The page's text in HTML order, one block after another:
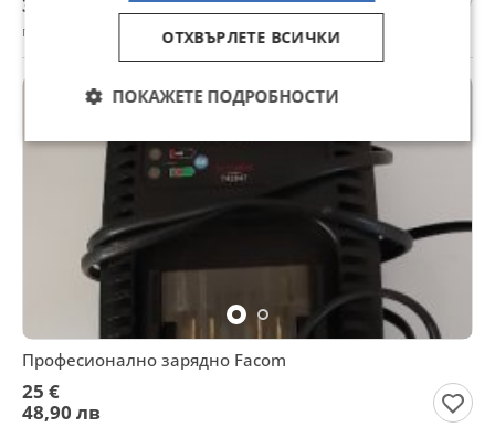
35,20 лв
гр. Русе, Алеи Възраждане, 13 юли
Професионално зарядно Facom
25 €
48,90 лв
ОТХВЪРЛЕТЕ ВСИЧКИ
ПОКАЖЕТЕ ПОДРОБНОСТИ